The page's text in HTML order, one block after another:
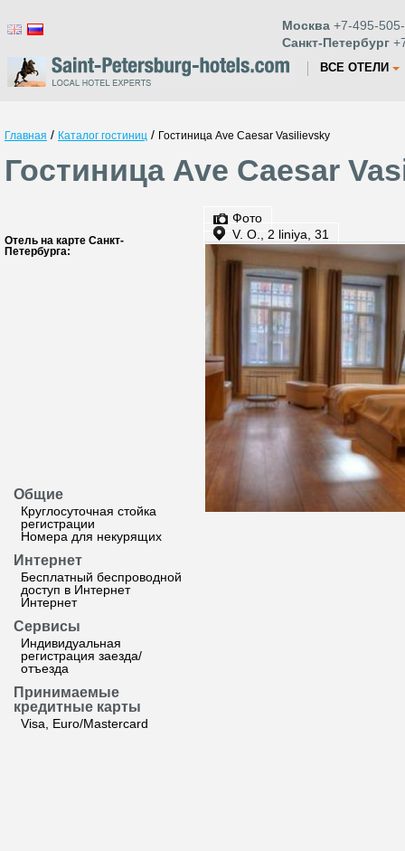
Москва +7-495-
Санкт-Петербург
ВСЕ ОТЕЛИ
Главная / Каталог гостиниц / Гостиница Ave Caesar Vasilievsky
Гостиница Ave Caesar
Отель на карте Санкт-
Петербурга:
Общие
Круглосуточная стойка
регистрации
Номера для некурящих
Интернет
Бесплатный беспроводной
доступ в Интернет
Интернет
Сервисы
Индивидуальная
регистрация заезда/
отъезда
Принимаемые
кредитные карты
Visa, Euro/Mastercard
Фото
V. O., 2 liniya, 31